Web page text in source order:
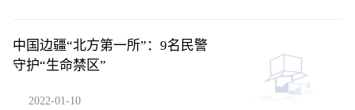
中国边疆“北方第一所”：9名民警
守护“生命禁区”
2022-01-10